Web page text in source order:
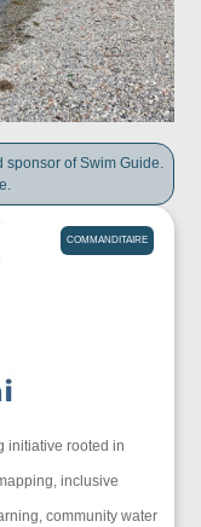
sponsor of Swim Guide.
COMMANDITAIRE
initiative rooted in
inclusive
community water